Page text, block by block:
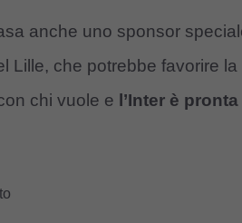
anche uno sponsor
Lille, che potrebbe favorire
chi vuole e l’Inter è